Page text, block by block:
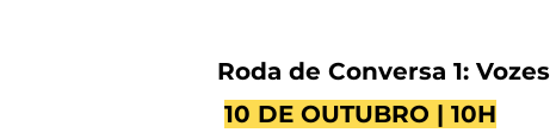
Roda de Conversa 1:
10 DE OUTUBRO | 10H